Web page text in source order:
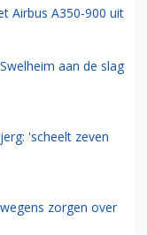
Airbus A350-900 uit
aan de slag
'scheelt zeven
zorgen over